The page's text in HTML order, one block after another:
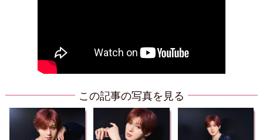
この記事の写真を見る